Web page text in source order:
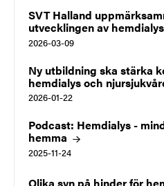
SVT Halland
utvecklingen av
2026-03-09
Ny utbildning ska stärka
hemdialys och
2026-01-22
Podcast: Hemdialys -
hemma
2025-11-24
Olika syn på hinder för